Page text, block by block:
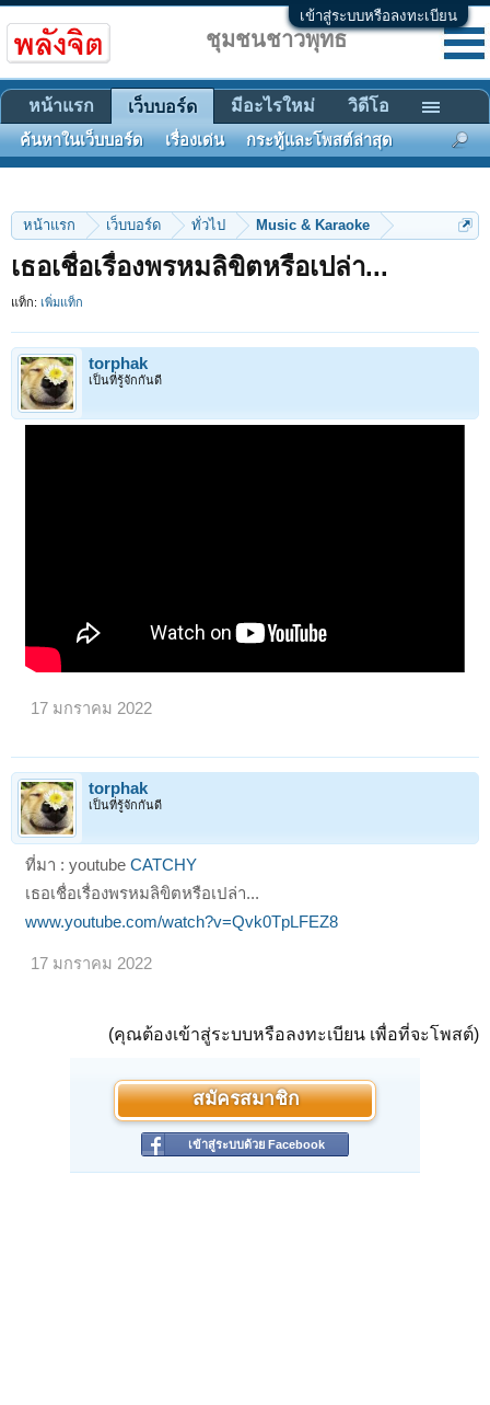
เข้าสู่ระบบหรือลงทะเบียน
หน้าแรก เว็บบอร์ด ทั่วไป Music & Karaoke
เธอเชื่อเรื่องพรหมลิขิตหรือเปล่า...
แท็ก: เพิ่มแท็ก
torphak
เป็นที่รู้จักกันดี
17 มกราคม 2022
torphak
เป็นที่รู้จักกันดี
ที่มา : youtubeCATCHY
เธอเชื่อเรื่องพรหมลิขิตหรือเปล่า...
www.youtube.com/watch?v=Qvk0TpLFEZ8
17 มกราคม 2022
(คุณต้องเข้าสู่ระบบหรือลงทะเบียน เพื่อที่จะโพสต์)
สมัครสมาชิก
เข้าสู่ระบบด้วย Facebook
ชุมชนชาวพุทธ
หน้าแรก เว็บบอร์ด
ค้นหาในเว็บบอร์ด เรื่องเด่น กระทู้และโพสต์ล่าสุด
มีอะไรใหม่ วิดีโอ